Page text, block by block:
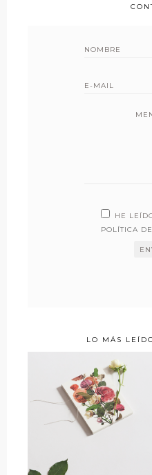
HE
POLÍTICA
LO MÁS